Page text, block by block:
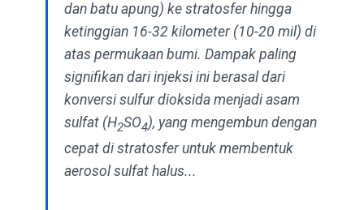
dan batu apung) ke stratosfer hingga
ketinggian 16-32 kilometer (10-20 mil) di
atas permukaan bumi. Dampak paling
signifikan dari injeksi ini berasal dari
konversi sulfur dioksida menjadi asam
sulfat (H2SO4), yang mengembun dengan
cepat di stratosfer untuk membentuk
aerosol sulfat halus...